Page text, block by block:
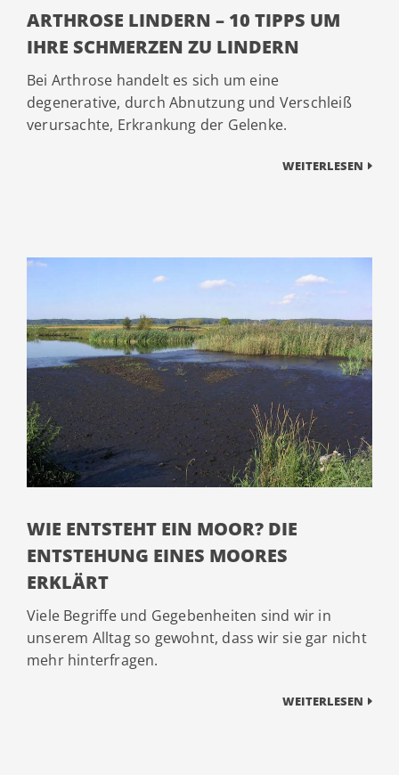
ARTHROSE LINDERN – 10 TIPPS UM
IHRE SCHMERZEN ZU LINDERN
Bei Arthrose handelt es sich um eine
degenerative, durch Abnutzung und Verschleiß
verursachte, Erkrankung der Gelenke.
WEITERLESEN
WIE ENTSTEHT EIN MOOR? DIE
ENTSTEHUNG EINES MOORES
ERKLÄRT
Viele Begriffe und Gegebenheiten sind wir in
unserem Alltag so gewohnt, dass wir sie gar nicht
mehr hinterfragen.
WEITERLESEN